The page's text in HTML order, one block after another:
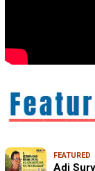
FEATURED
Adi